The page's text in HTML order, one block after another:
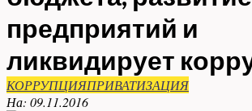
предприятий и
ликвидирует
КОРРУПЦИЯПРИВАТИЗАЦИЯ
На: 09.11.2016